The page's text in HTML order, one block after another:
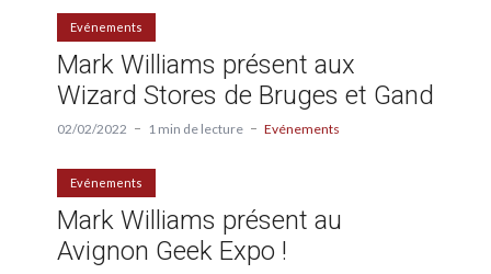
Evénements
Mark Williams présent aux
Wizard Stores de Bruges et Gand
02/02/2022 1 min de lecture Evénements
Evénements
Mark Williams présent au
Avignon Geek Expo !